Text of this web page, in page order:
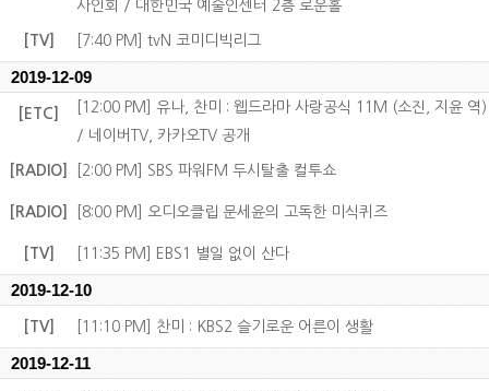
사인회 / 대한민국 예술인센터 2층 로운홀
[TV] [7:40 PM] tvN 코미디빅리그
2019-12-09
[ETC]
[12:00 PM] 유나, 찬미 : 웹드라마 사랑공식 11M (소진, 지윤 역)
/ 네이버TV, 카카오TV 공개
[RADIO] [2:00 PM] SBS 파워FM 두시탈출 컬투쇼
[RADIO] [8:00 PM] 오디오클립 문세윤의 고독한 미식퀴즈
[TV] [11:35 PM] EBS1 별일 없이 산다
2019-12-10
[TV] [11:10 PM] 찬미 : KBS2 슬기로운 어른이 생활
2019-12-11